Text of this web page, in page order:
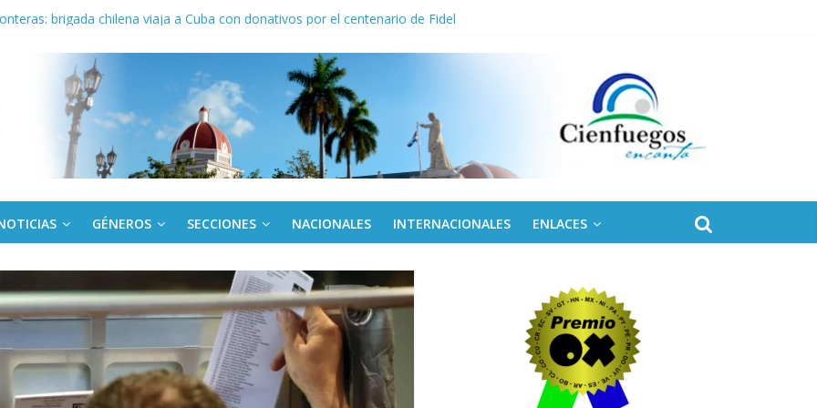
imágenes la prensa cubana rinde tributo al Comandante (+ Fotos)
cien años, cien escuelas
a brigada cubana que asistió en Venezuela
rescate en escuela con desplome parcial en Cuba
GÉNEROS SECCIONES NACIONALES INTERNACIONALES ENLACES